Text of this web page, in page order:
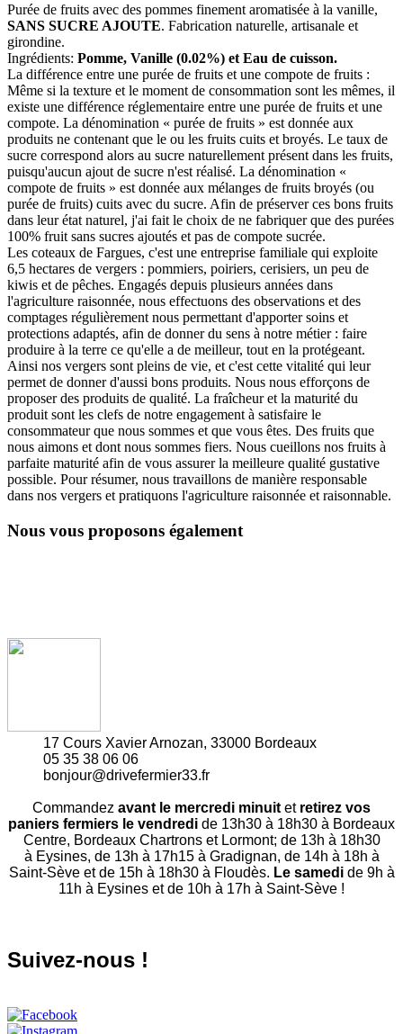
Purée de fruits avec des pommes finement aromatisée à la vanille,
SANS SUCRE AJOUTE. Fabrication naturelle, artisanale et
girondine.
Ingrédients: Pomme, Vanille (0.02%) et Eau de cuisson.
La différence entre une purée de fruits et une compote de fruits :
Même si la texture et le moment de consommation sont les mêmes, il
existe une différence réglementaire entre une purée de fruits et une
compote. La dénomination « purée de fruits » est donnée aux
produits ne contenant que le ou les fruits cuits et broyés. Le taux de
sucre correspond alors au sucre naturellement présent dans les fruits,
puisqu'aucun ajout de sucre n'est réalisé. La dénomination «
compote de fruits » est donnée aux mélanges de fruits broyés (ou
purée de fruits) cuits avec du sucre. Afin de préserver ces bons fruits
dans leur état naturel, j'ai fait le choix de ne fabriquer que des purées
100% fruit sans sucres ajoutés et pas de compote sucrée.
Les coteaux de Fargues, c'est une entreprise familiale qui exploite
6,5 hectares de vergers : pommiers, poiriers, cerisiers, un peu de
kiwis et de pêches. Engagés depuis plusieurs années dans
l'agriculture raisonnée, nous effectuons des observations et des
comptages régulièrement nous permettant d'apporter soins et
protections adaptés, afin de donner du sens à notre métier : faire
produire à la terre ce qu'elle a de meilleur, tout en la protégeant.
Ainsi nos vergers sont pleins de vie, et c'est cette vitalité qui leur
permet de donner d'aussi bons produits. Nous nous efforçons de
proposer des produits de qualité. La fraîcheur et la maturité du
produit sont les clefs de notre engagement à satisfaire le
consommateur que nous sommes et que vous êtes. Des fruits que
nous aimons et dont nous sommes fiers. Nous cueillons nos fruits à
parfaite maturité afin de vous assurer la meilleure qualité gustative
possible. Pour résumer, nous travaillons de manière responsable
dans nos vergers et pratiquons l'agriculture raisonnée et raisonnable.
Nous vous proposons également
17 Cours Xavier Arnozan, 33000 Bordeaux
05 35 38 06 06
bonjour@drivefermier33.fr
Commandez avant le mercredi minuit et retirez vos
paniers fermiers le vendredi de 13h30 à 18h30 à Bordeaux
Centre, Bordeaux Chartrons et Lormont; de 13h à 18h30
à Eysines, de 13h à 17h15 à Gradignan, de 14h à 18h à
Saint-Sève et de 15h à 18h30 à Floudès. Le samedi de 9h à
11h à Eysines et de 10h à 17h à Saint-Sève !
Suivez-nous !